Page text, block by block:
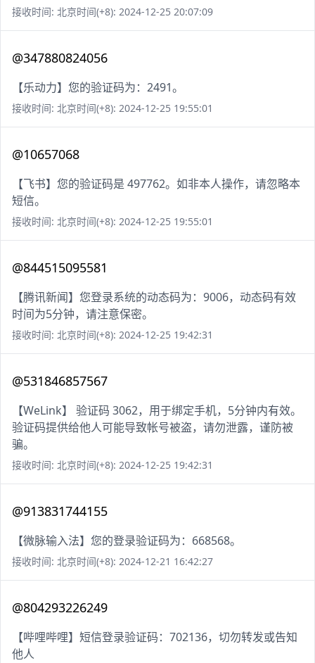
接收时间: 北京时间(+8): 2024-12-25 20:07:09
@347880824056
【乐动力】您的验证码为：2491。
接收时间: 北京时间(+8): 2024-12-25 19:55:01
@10657068
【飞书】您的验证码是 497762。如非本人操作，请忽略本
短信。
接收时间: 北京时间(+8): 2024-12-25 19:55:01
@844515095581
【腾讯新闻】您登录系统的动态码为：9006，动态码有效
时间为5分钟，请注意保密。
接收时间: 北京时间(+8): 2024-12-25 19:42:31
@531846857567
【WeLink】 验证码 3062，用于绑定手机，5分钟内有效。
验证码提供给他人可能导致帐号被盗，请勿泄露，谨防被
骗。
接收时间: 北京时间(+8): 2024-12-25 19:42:31
@913831744155
【微脉输入法】您的登录验证码为：668568。
接收时间: 北京时间(+8): 2024-12-21 16:42:27
@804293226249
【哔哩哔哩】短信登录验证码：702136，切勿转发或告知
他人